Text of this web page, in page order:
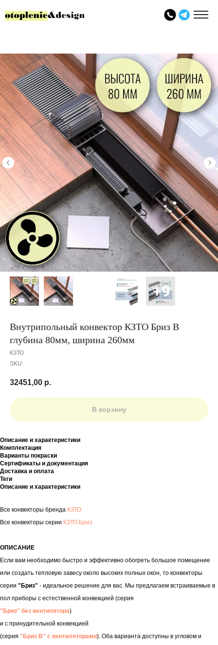
Внутрипольный конвектор КЗТО Бриз В
глубина 80мм, ширина 260мм
КЗТО
SKU:
32451,00 р.
В корзину
Описание и характеристики
Комплектация
Варианты покраски
Сертификаты и документация
Доставка и оплата
Теги
Описание и характеристики
Все конвекторы бренда КЗТО
Все конвекторы серии КЗТО Бриз
ОПИСАНИЕ
Если вам необходимо быстро и эффективно обогреть большое помещение
или создать тепловую завесу около высоких полных окон, то конвекторы
серии "Бриз" - идеальное решение для вас. Мы предлагаем встраиваемые в
пол приборы с естественной конвекцией (серия
"Бриз" без вентилятора)
и с принудительной конвекцией
(серия "Бриз В" с вентиляторами). Оба варианта доступны в угловом и